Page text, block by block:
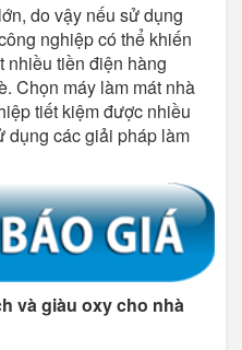
do vậy nếu sử dụng
nghiệp có thể khiến
nhiều tiền điện hàng
Chọn máy làm mát nhà
tiết kiệm được nhiều
dụng các giải pháp làm
và giàu oxy cho nhà